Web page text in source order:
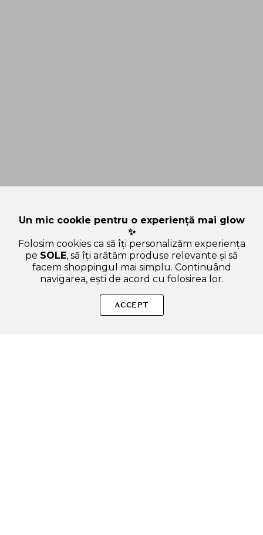
Produse autentice, conforme UE, alese responsabil.
Un mic cookie pentru o experiență mai glow
✨
Folosim cookies ca să îți personalizăm experiența
pe SOLE, să îți arătăm produse relevante și să
facem shoppingul mai simplu. Continuând
navigarea, ești de acord cu folosirea lor.
ACCEPT